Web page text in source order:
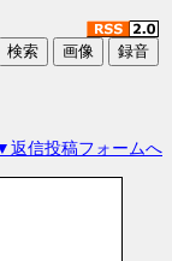
返信投稿フォームへ